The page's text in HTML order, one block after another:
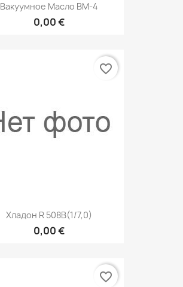
Вакуумное Масло ВМ-4
0,00 €
Хладон R 508B(1/7,0)
0,00 €
favorite_border
favorite_border